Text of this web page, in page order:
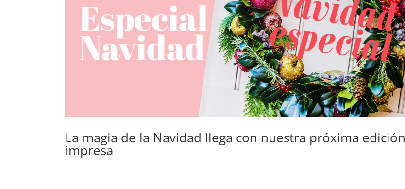
La magia de la Navidad llega con nuestra próxima edición
impresa